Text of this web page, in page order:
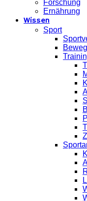
Forschung
Ernährung
Wissen
Sport